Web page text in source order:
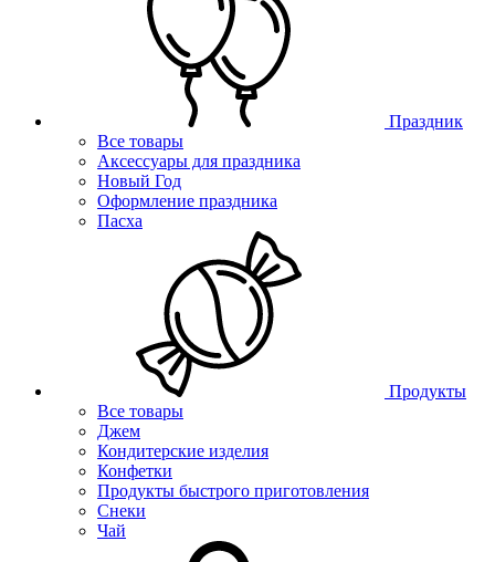
Праздник
Все товары
Аксессуары для праздника
Новый Год
Оформление праздника
Пасха
Продукты
Все товары
Джем
Кондитерские изделия
Конфетки
Продукты быстрого приготовления
Снеки
Чай